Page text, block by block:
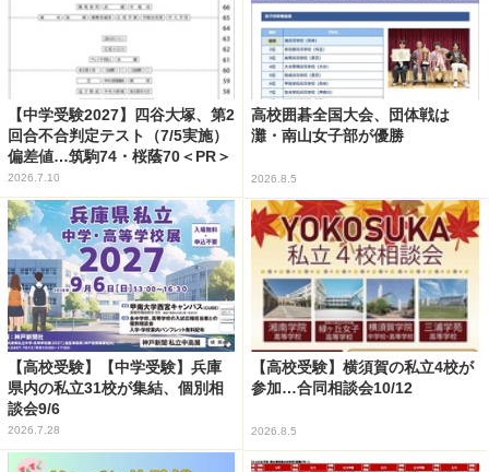
【中学受験2027】四谷大塚、第2
回合不合判定テスト（7/5実施）
偏差値…筑駒74・桜蔭70＜PR＞
2026.7.10
高校囲碁全国大会、団体戦は
灘・南山女子部が優勝
2026.8.5
【高校受験】【中学受験】兵庫
県内の私立31校が集結、個別相
談会9/6
2026.7.28
【高校受験】横須賀の私立4校が
参加…合同相談会10/12
2026.8.5